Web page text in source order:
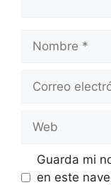
electrónico
Guarda mi
en este